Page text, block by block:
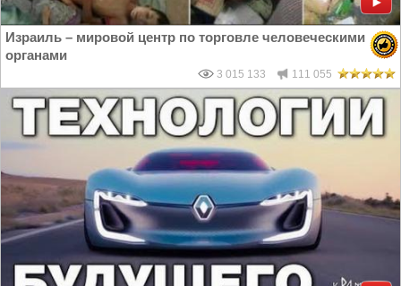
Израиль – мировой центр по торговле человеческими
органами
3 015 133 111 055